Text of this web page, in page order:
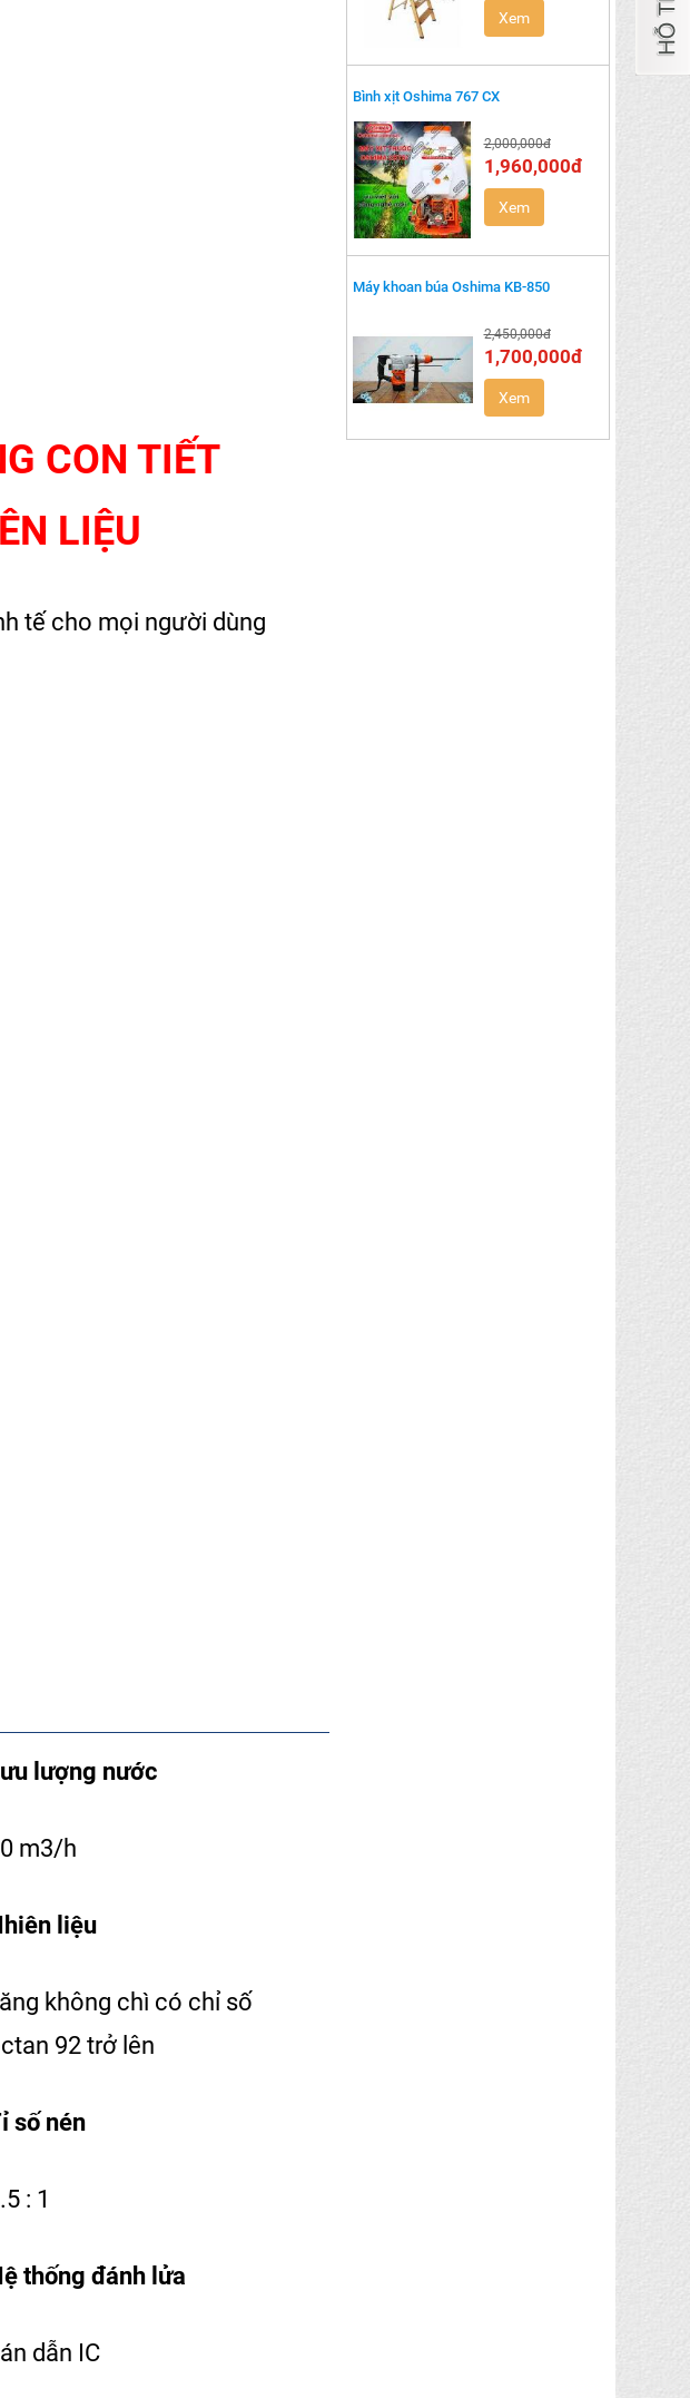
CON TIẾT
LIỆU
tế cho mọi người dùng
lượng nước
m3/h
liệu
không chì có chỉ số
92 trở lên
số nén
: 1
thống đánh lửa
dẫn IC
Xem
Bình xịt Oshima 767 CX
2,000,000đ
1,960,000đ
Xem
Máy khoan búa Oshima KB-850
2,450,000đ
1,700,000đ
Xem